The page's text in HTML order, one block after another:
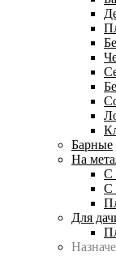
Барные
На
С
С
Для